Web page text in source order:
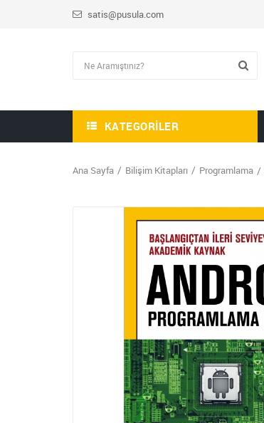
satis@pusula.com
KATEGORILER
Ana Sayfa Bilişim Kitapları Programlama